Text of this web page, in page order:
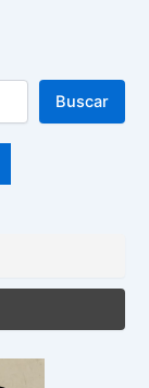
Buscar